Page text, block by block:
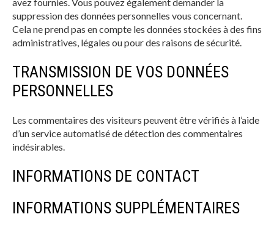
suppression des données personnelles vous concernant.
Cela ne prend pas en compte les données stockées à des fins
administratives, légales ou pour des raisons de sécurité.
TRANSMISSION DE VOS DONNÉES
PERSONNELLES
Les commentaires des visiteurs peuvent être vérifiés à l’aide
d’un service automatisé de détection des commentaires
indésirables.
INFORMATIONS DE CONTACT
INFORMATIONS SUPPLÉMENTAIRES